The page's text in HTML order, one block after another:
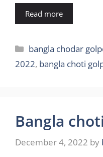
Read more
Categories
bangla chodar
2022, bangla choti
Bangla
December 4, 2022 by